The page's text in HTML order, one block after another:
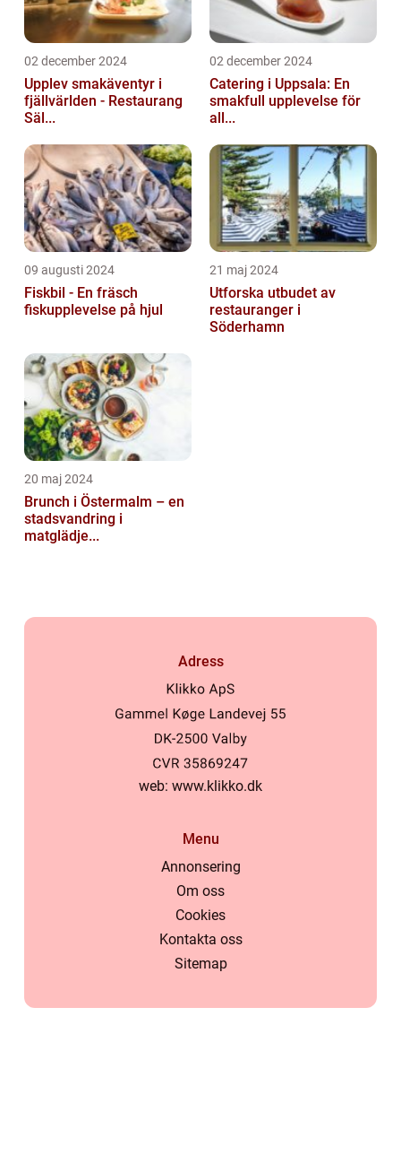
02 december 2024
Upplev smakäventyr i
fjällvärlden - Restaurang
Säl...
02 december 2024
Catering i Uppsala: En
smakfull upplevelse för
all...
09 augusti 2024
Fiskbil - En fräsch
fiskupplevelse på hjul
21 maj 2024
Utforska utbudet av
restauranger i
Söderhamn
20 maj 2024
Brunch i Östermalm – en
stadsvandring i
matglädje...
Adress
web: www.klikko.dk
Menu
Annonsering
Om oss
Cookies
Kontakta oss
Sitemap